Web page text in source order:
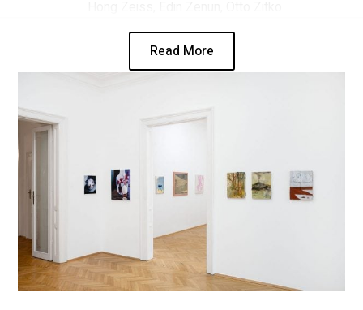
Read More